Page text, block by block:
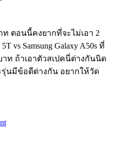
ท ตอนนี้คงยากที่จะไม่เอา 2
vs Samsung Galaxy A50s ที่
าท ถ้าเอาตัวสเปคนี่ต่างกันนิด
นมีข้อดีต่างกัน อยากให้วัด